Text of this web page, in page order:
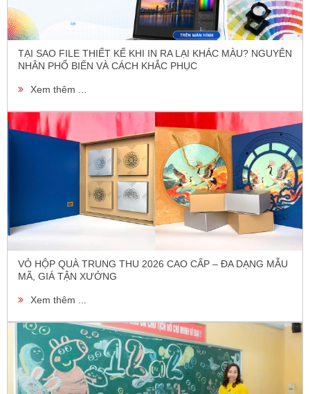
TẠI SAO FILE THIẾT KẾ KHI IN RA LẠI KHÁC MÀU? NGUYÊN
NHÂN PHỔ BIẾN VÀ CÁCH KHẮC PHỤC
Xem thêm ...
VỎ HỘP QUÀ TRUNG THU 2026 CAO CẤP – ĐA DẠNG MẪU
MÃ, GIÁ TẬN XƯỞNG
Xem thêm ...